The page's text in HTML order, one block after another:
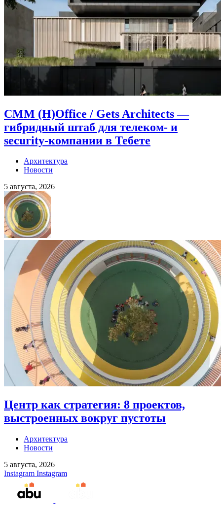
CMM (H)Office / Gets Architects —
гибридный штаб для телеком- и
security-компании в Тебете
Архитектура
Новости
5 августа, 2026
Центр как стратегия: 8 проектов,
выстроенных вокруг пустоты
Архитектура
Новости
5 августа, 2026
Instagram Instagram